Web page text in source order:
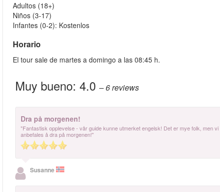
Adultos (18+)
Niños (3-17)
Infantes (0-2): Kostenlos
Horario
El tour sale de martes a domingo a las 08:45 h.
Muy bueno: 4.0 – 6reviews
Dra på morgenen!
"Fantastisk opplevelse - vår guide kunne utmerket engelsk! Det er mye folk, men
anbefales å dra på morgenen!"
Susanne